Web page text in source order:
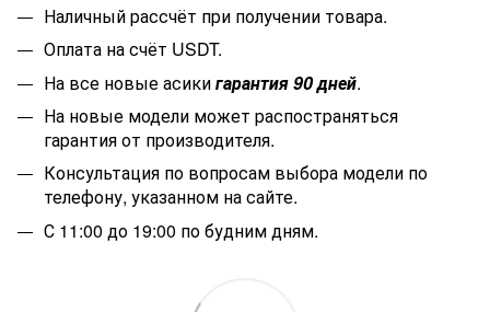
Наличный рассчёт при получении товара.
Оплата на счёт USDT.
На все новые асикигарантия 90 дней.
На новые модели может распостраняться
гарантия от производителя.
Консультация по вопросам выбора модели по
телефону, указанном на сайте.
С 11:00 до 19:00 по будним дням.